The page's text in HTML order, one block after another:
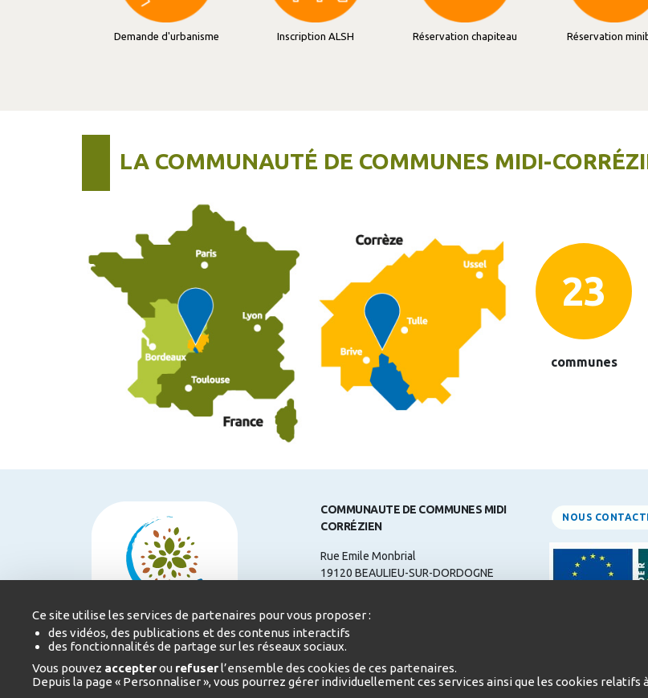
Demande d'urbanisme Inscription ALSH Réservation chapiteau Réservation
LA COMMUNAUTÉ DE COMMUNES MIDI-
33
communes
COMMUNAUTE DE COMMUNES MIDI
CORRÉZIEN
Rue Emile Monbrial
19120 BEAULIEU-SUR-DORDOGNE
Courriel : contact@midicorrezien.com
Heures d'ouverture:
du Lundi au Jeudi de 9h à 12h et de 14h à
NOUS
Ce site utilise les services de partenaires pour vous proposer :
des vidéos, des publications et des contenus interactifs
des fonctionnalités de partage sur les réseaux sociaux.
Vous pouvez accepterou refuserl’ensemble des cookies de ces partenaires.
Depuis la page « Personnaliser », vous pourrez gérer individuellement ces services ainsi que les cookies relatifs